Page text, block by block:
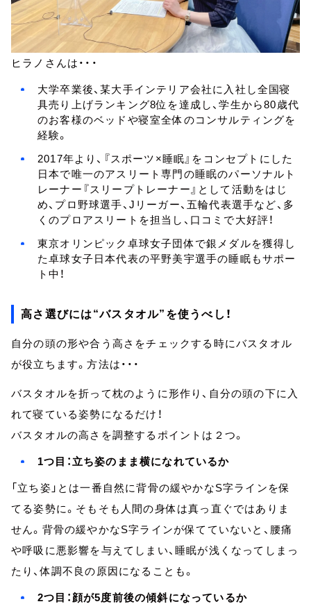
ヒラノさんは・・・
大学卒業後、某大手インテリア会社に入社し全国寝
具売り上げランキング8位を達成し、学生から80歳代
のお客様のベッドや寝室全体のコンサルティングを
経験。
2017年より、『スポーツ×睡眠』をコンセプトにした
日本で唯一のアスリート専門の睡眠のパーソナルト
レーナー『スリープトレーナー』として活動をはじ
め、プロ野球選手、Jリーガー、五輪代表選手など、多
くのプロアスリートを担当し、口コミで大好評！
東京オリンピック卓球女子団体で銀メダルを獲得し
た卓球女子日本代表の平野美宇選手の睡眠もサポー
ト中！
高さ選びには“バスタオル”を使うべし！
自分の頭の形や合う高さをチェックする時にバスタオル
が役立ちます。方法は・・・
バスタオルを折って枕のように形作り、自分の頭の下に入
れて寝ている姿勢になるだけ！
バスタオルの高さを調整するポイントは２つ。
1つ目：立ち姿のまま横になれているか
「立ち姿」とは一番自然に背骨の緩やかなS字ラインを保
てる姿勢に。そもそも人間の身体は真っ直ぐではありま
せん。背骨の緩やかなS字ラインが保てていないと、腰痛
や呼吸に悪影響を与えてしまい、睡眠が浅くなってしまっ
たり、体調不良の原因になることも。
2つ目：顔が5度前後の傾斜になっているか